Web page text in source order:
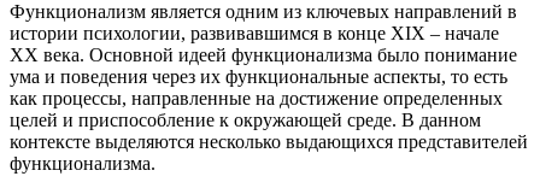
Функционализм является одним из ключевых направлений в
истории психологии, развивавшимся в конце XIX – начале
XX века. Основной идеей функционализма было понимание
ума и поведения через их функциональные аспекты, то есть
как процессы, направленные на достижение определенных
целей и приспособление к окружающей среде. В данном
контексте выделяются несколько выдающихся представителей
функционализма.